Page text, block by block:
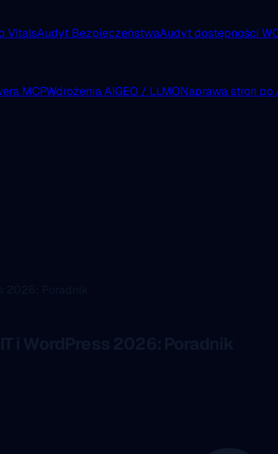
VitalsAudyt BezpieczeństwaAudyt dostępności
MCPWdrożenia AIGEO / LLMONaprawa stron po